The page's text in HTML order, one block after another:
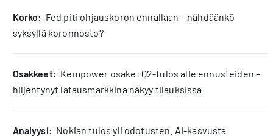
korko: Fed piti ohjauskoron ennallaan – nähdäänkö
syksyllä koronnosto?
osakkeet: Kempower osake: Q2-tulos alle ennusteiden –
hiljentynyt latausmarkkina näkyy tilauksissa
analyysi: Nokian tulos yli odotusten. AI-kasvusta